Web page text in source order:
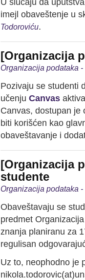
U slučaju da
imejl obaveštenje u
Todoroviću.
[Organizacija
Organizacija podataka
Pozivaju se studenti
učenju Canvas
Canvas, dostupan je
biti korišćen kao
obaveštavanje i
[Organizacija
studente
Organizacija podataka
Obaveštavaju se
predmet
znanja planiranu za
regulisan
Uz to, neophodno je